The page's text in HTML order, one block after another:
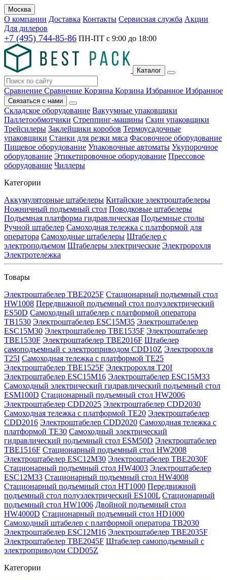
Москва
О компании Доставка Контакты Сервисная служба Акции
Для дилеров
+7 (495) 744-85-86 ПН-ПТ с 9:00 до 18:00
Каталог
Сравнение Сравнение Корзина Корзина Избранное Избранное
Связаться с нами
Складское оборудование Вакуумные упаковщики
Паллетообмотчики Стреппинг-машины Скин упаковщики
Трейсилеры Заклейщики коробов Термоусадочные
упаковщики Станки для резки мяса Фасовочное оборудование
Пищевое оборудование Упаковочные автоматы Укупорочное
оборудование Этикетировочное оборудование Прессовое
оборудование Чиллеры
Категории
Аккумуляторные штабелеры Китайские электроштабелеры
Ножничный подъемный стол Поводковые штабелеры
Подъемная платформа гидравлическая Подъемные столы
Ручной штабелер Самоходная тележка с платформой для
оператора Самоходные штабелеры Штабелер с
электроподъемом Штабелеры электрические Электророхля
Электротележка
Товары
Электроштабелер TBE2025F Стационарный подъемный стол
HW1008 Передвижной подъемный стол полуэлектрический
ES50D Самоходный штабелер с платформой оператора
TB1530 Электроштабелер ESC15M35 Электроштабелер
ESC15M30 Электроштабелер TBE1535F Электроштабелер
TBE1530F Электроштабелер TBE2016F Штабелер
самоподъемный с электроприводом CDD10Z Электророхля
T25I Самоходная тележка с платформой TE25
Электроштабелер TBE1525F Электророхля T20I
Электроштабелер ESC15M16 Электроштабелер ESC15M33
Самоходный электрический гидравлический подъемный стол
ESM100D Стационарный подъемный стол HW2006
Электроштабелер CDD2025 Электроштабелер CDD2030
Самоходная тележка с платформой TE20 Электроштабелер
CDD2016 Электроштабелер CDD2020 Самоходная тележка с
платформой TE30 Самоходный электрический
гидравлический подъемный стол ESM50D Электроштабелер
TBE1516F Стационарный подъемный стол HW2008
Электроштабелер ESC12M30 Электроштабелер TBE2030F
Стационарный подъемный стол HW4003 Электроштабелер
ESC12M33 Стационарный подъемный стол HW4008
Стационарный подъемный стол HT1000 Передвижной
подъемный стол полуэлектрический ES100L Стационарный
подъемный стол HW1006 Двойной подъемный стол
HW4000D Стационарный подъемный стол HD1000
Самоходный штабелер с платформой оператора TB2030
Электроштабелер ESC12M16 Электроштабелер TBE2035F
Электроштабелер TBE2045F Штабелер самоподъемный с
электроприводом CDD05Z
Категории